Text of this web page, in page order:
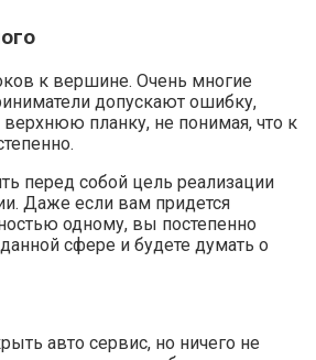
к вершине. Очень многие
допускают ошибку,
верхнюю планку, не понимая, что к
перед собой цель реализации
Даже если вам придется
одному, вы постепенно
сфере и будете думать о
авто сервис, но ничего не